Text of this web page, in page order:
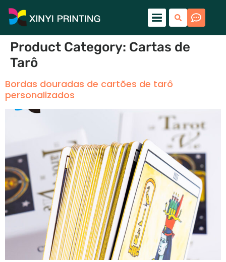
Product Category: Cartas de
Tarô
Bordas douradas de cartões de tarô
personalizados